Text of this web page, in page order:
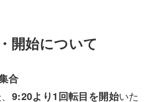
開始について
合
9:20より1回転目を開始いた